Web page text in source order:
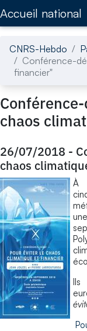
Accueil national
CNRS-Hebdo
Conférence-
financier"
chaos
26/07/2018 -
chaos
À
Ils